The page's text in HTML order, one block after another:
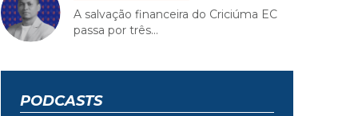
A salvação financeira do Criciúma EC
passa por três...
PODCASTS